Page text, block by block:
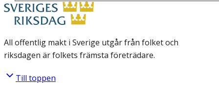
All offentlig makt i Sverige utgår från folket och
riksdagen är folkets främsta företrädare.
Till toppen